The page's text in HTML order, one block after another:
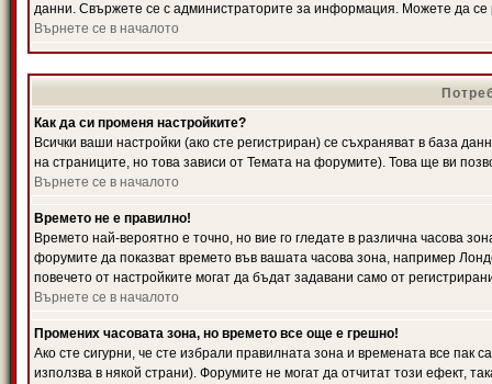
данни. Свържете се с администраторите за информация. Можете да се
Върнете се в началото
Как да си променя настройките?
Всички ваши настройки (ако сте регистриран) се съхраняват в база
на страниците, но това зависи от Темата на форумите). Това ще ви
Върнете се в началото
Времето не е правилно!
Времето най-вероятно е точно, но вие го гледате в различна часова
форумите да показват времето във вашата часова зона, например
повечето от настройките могат да бъдат задавани само от
Върнете се в началото
Промених часовата зона, но времето все още е грешно!
Ако сте сигурни, че сте избрали правилната зона и времената все
използва в някой страни). Форумите не могат да отчитат този ефект,